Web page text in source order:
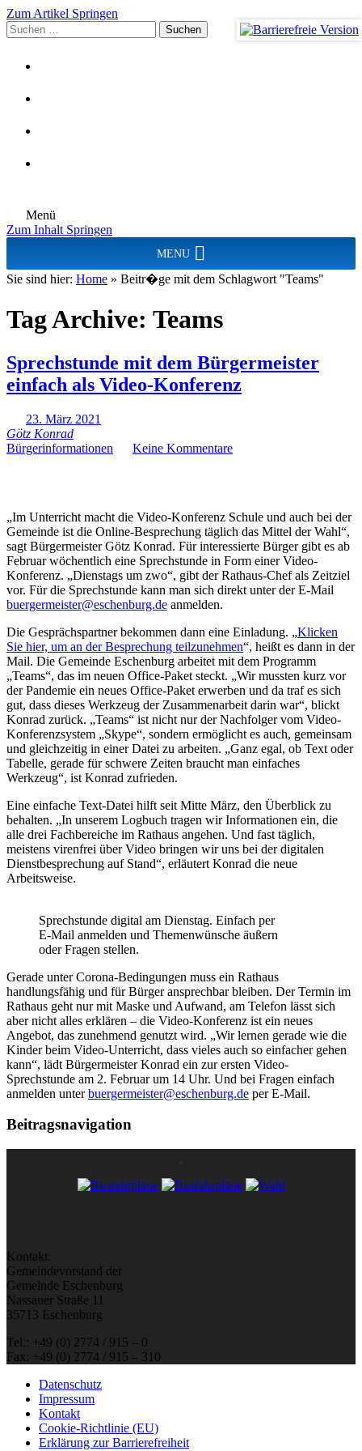
Zum Artikel Springen
Suchen
nach:
Menü
Zum Inhalt Springen
MENU
Sie sind hier: Home » Beitr�ge mit dem Schlagwort "Teams"
Tag Archive: Teams
Sprechstunde mit dem Bürgermeister
einfach als Video-Konferenz
23. März 2021
Götz Konrad
Bürgerinformationen
Keine Kommentare
„Im Unterricht macht die Video-Konferenz Schule und auch bei der
Gemeinde ist die Online-Besprechung täglich das Mittel der Wahl“,
sagt Bürgermeister Götz Konrad. Für interessierte Bürger gibt es ab
Februar wöchentlich eine Sprechstunde in Form einer Video-
Konferenz. „Dienstags um zwo“, gibt der Rathaus-Chef als Zeitziel
vor. Für die Sprechstunde kann man sich direkt unter der E-Mail
buergermeister@eschenburg.de anmelden.
Die Gesprächspartner bekommen dann eine Einladung. „Klicken
Sie hier, um an der Besprechung teilzunehmen“, heißt es dann in der
Mail. Die Gemeinde Eschenburg arbeitet mit dem Programm
„Teams“, das im neuen Office-Paket steckt. „Wir mussten kurz vor
der Pandemie ein neues Office-Paket erwerben und da traf es sich
gut, dass dieses Werkzeug der Zusammenarbeit darin war“, blickt
Konrad zurück. „Teams“ ist nicht nur der Nachfolger vom Video-
Konferenzsystem „Skype“, sondern ermöglicht es auch, gemeinsam
und gleichzeitig in einer Datei zu arbeiten. „Ganz egal, ob Text oder
Tabelle, gerade für schwere Zeiten braucht man einfaches
Werkzeug“, ist Konrad zufrieden.
Eine einfache Text-Datei hilft seit Mitte März, den Überblick zu
behalten. „In unserem Logbuch tragen wir Informationen ein, die
alle drei Fachbereiche im Rathaus angehen. Und fast täglich,
meistens virenfrei über Video bringen wir uns bei der digitalen
Dienstbesprechung auf Stand“, erläutert Konrad die neue
Arbeitsweise.
Sprechstunde digital am Dienstag. Einfach per
E-Mail anmelden und Themenwünsche äußern
oder Fragen stellen.
Gerade unter Corona-Bedingungen muss ein Rathaus
handlungsfähig und für Bürger ansprechbar bleiben. Der Termin im
Rathaus geht nur mit Maske und Aufwand, am Telefon lässt sich
aber nicht alles erklären – die Video-Konferenz ist ein neues
Angebot, das zunehmend genutzt wird. „Wir lernen gerade wie die
Kinder beim Video-Unterricht, dass vieles auch so einfacher gehen
kann“, lädt Bürgermeister Konrad ein zur ersten Video-
Sprechstunde am 2. Februar um 14 Uhr. Und bei Fragen einfach
anmelden unterbuergermeister@eschenburg.de per E-Mail.
Beitragsnavigation
Kontakt:
Gemeindevorstand der
Gemeinde Eschenburg
Nassauer Straße 11
35713 Eschenburg
Tel.: +49 (0) 2774 / 915 – 0
Fax: +49 (0) 2774 / 915 – 310
Datenschutz
Impressum
Kontakt
Cookie-Richtlinie (EU)
Erklärung zur Barrierefreiheit